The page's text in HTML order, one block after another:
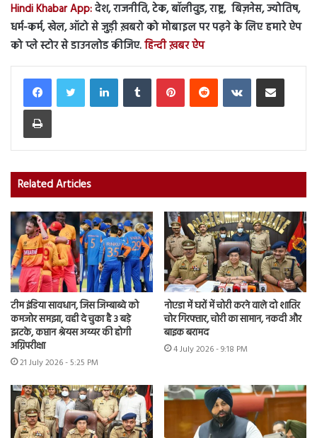
Hindi Khabar App:देश, राजनीति, टेक, बॉलीवुड, राष्ट्र, बिज़नेस, ज्योतिष,
धर्म-कर्म, खेल, ऑटो से जुड़ी ख़बरो को मोबाइल पर पढ़ने के लिए हमारे ऐप
को प्ले स्टोर से डाउनलोड कीजिए.हिन्दी ख़बर ऐप
LinkedInTumblr PinterestReddit VKontakteShare via Email
Print
Related Articles
टीम इंडिया सावधान, जिस जिम्बाब्वे को
कमजोर समझा, वही दे चुका है 3 बड़े
झटके, कप्तान श्रेयस अय्यर की होगी
अग्निपरीक्षा
21 July 2026 - 5:25 PM
नोएडा में घरों में चोरी करने वाले दो शातिर
चोर गिरफ्तार, चोरी का सामान, नकदी और
बाइक बरामद
4 July 2026 - 9:18 PM